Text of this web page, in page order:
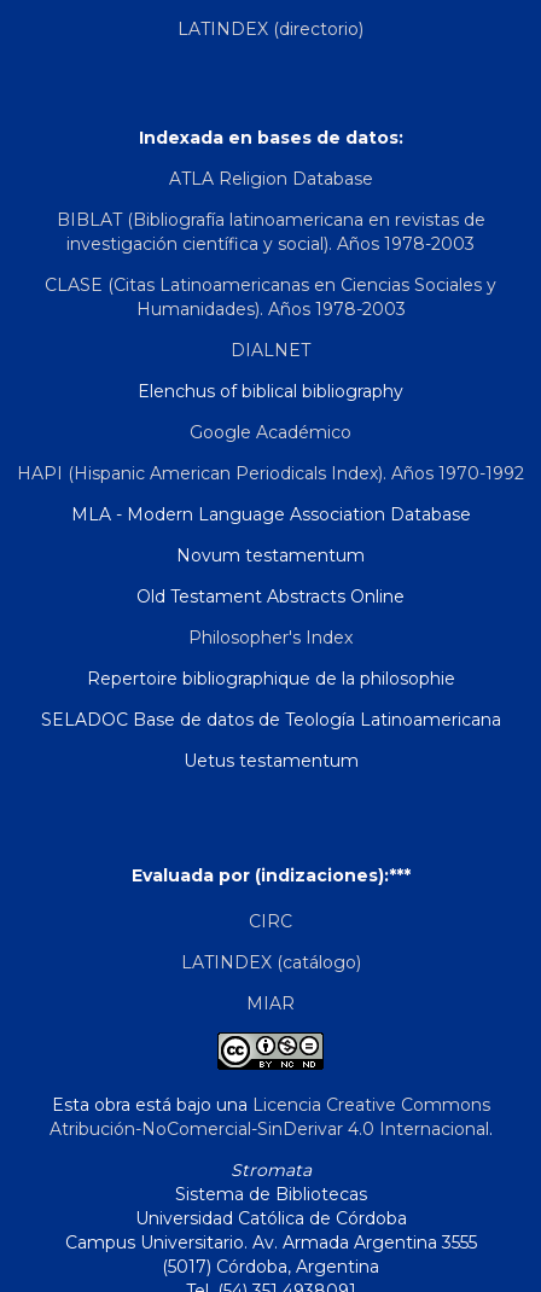
LATINDEX (directorio)
Indexada en bases de datos:
ATLA Religion Database
BIBLAT (Bibliografía latinoamericana en revistas de
investigación científica y social). Años 1978-2003
CLASE (Citas Latinoamericanas en Ciencias Sociales y
Humanidades). Años 1978-2003
DIALNET
Elenchus of biblical bibliography
Google Académico
HAPI (Hispanic American Periodicals Index). Años 1970-1992
MLA - Modern Language Association Database
Novum testamentum
Old Testament Abstracts Online
Philosopher's Index
Repertoire bibliographique de la philosophie
SELADOC Base de datos de Teología Latinoamericana
Uetus testamentum
Evaluada por (indizaciones):***
CIRC
LATINDEX (catálogo)
MIAR
Esta obra está bajo una Licencia Creative Commons
Atribución-NoComercial-SinDerivar 4.0 Internacional.
Stromata
Sistema de Bibliotecas
Universidad Católica de Córdoba
Campus Universitario. Av. Armada Argentina 3555
(5017) Córdoba, Argentina